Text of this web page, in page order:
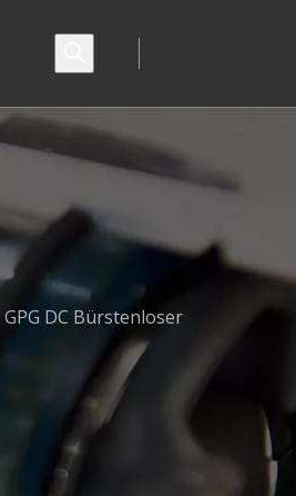
GPG DC Bürstenloser